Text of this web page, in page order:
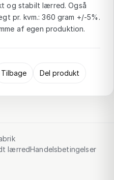
og stabilt lærred. Også
pr. kvm.: 360 gram +/-5%.
af egen produktion.
Tilbage Del produkt
lærredHandelsbetingelser